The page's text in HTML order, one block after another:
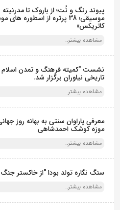
پیوند رنگ و نُت؛ از باروک تا
موسیقی؛ 38 پرتره از اسطوره
کاتریکس»
مشاهده بیشتر..
نشست "کمیته فرهنگ و تمدن اسلام
تاریخی نیاوران برگزار شد.
مشاهده بیشتر..
معرفی پاراوان سنتی به بهانه روز
موزه کوشک احمدشاهی
مشاهده بیشتر..
سنگ نگاره تولد بودا "از خاکستر
مشاهده بیشتر..